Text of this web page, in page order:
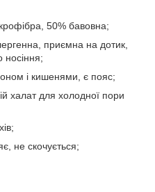
50% бавовна;
приємна на дотик,
носіння;
і кишенями, є пояс;
халат для холодної пори
не скочується;